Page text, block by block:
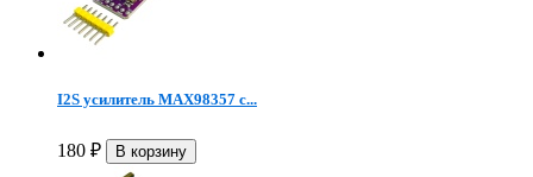
I2S усилитель MAX98357 с...
180 ₽